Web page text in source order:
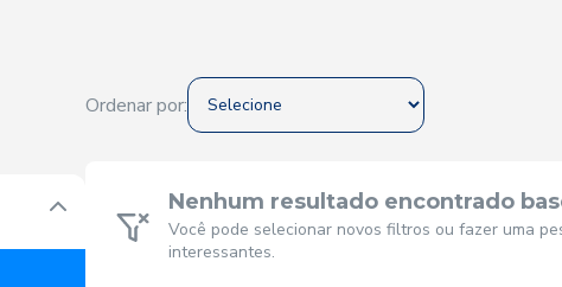
Ordenar por:
Nenhum resultado encontrado
Você pode selecionar novos filtros ou fazer uma
interessantes.